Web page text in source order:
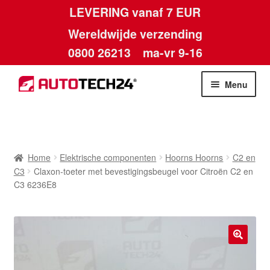
LEVERING vanaf 7 EUR
Wereldwijde verzending
0800 26213 ma-vr 9-16
Skip
to
Skip
to
Menu
Algemene voorwaarden
Betalingen
Home Elektrische componenten Hoorns Hoorns
C2 en
C3
Claxon-toeter met bevestigingsbeugel voor Citroën C2 en
C3 6236E8